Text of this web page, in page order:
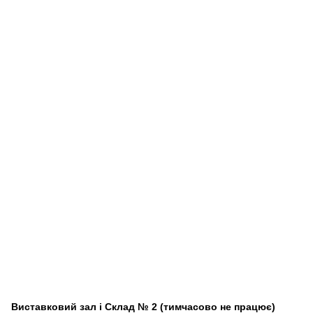
Виставковий зал і Склад № 2 (тимчасово не працює)